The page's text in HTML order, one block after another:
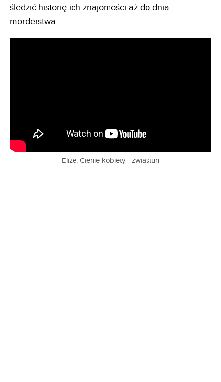
śledzić historię ich znajomości aż do dnia
morderstwa.
Elize: Cienie kobiety - zwiastun